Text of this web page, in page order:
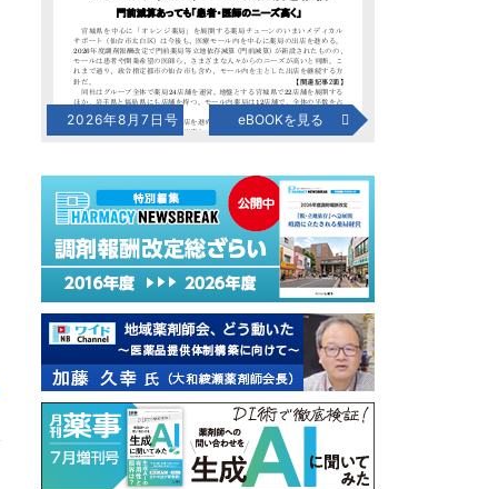
2026年8月7日号 eBOOKを見る